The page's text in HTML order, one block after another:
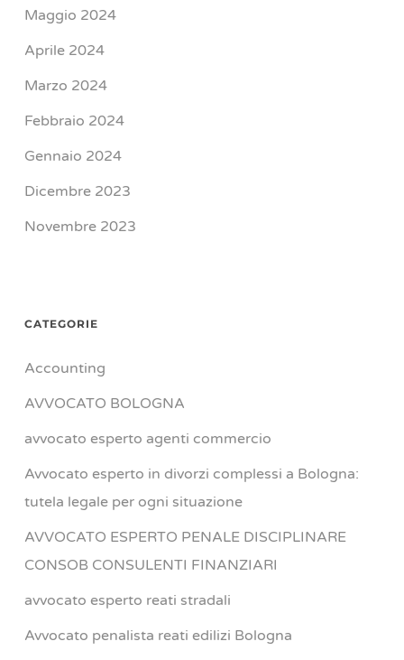
Maggio 2024
Aprile 2024
Marzo 2024
Febbraio 2024
Gennaio 2024
Dicembre 2023
Novembre 2023
CATEGORIE
Accounting
AVVOCATO BOLOGNA
avvocato esperto agenti commercio
Avvocato esperto in divorzi complessi a Bologna:
tutela legale per ogni situazione
AVVOCATO ESPERTO PENALE DISCIPLINARE
CONSOB CONSULENTI FINANZIARI
avvocato esperto reati stradali
Avvocato penalista reati edilizi Bologna